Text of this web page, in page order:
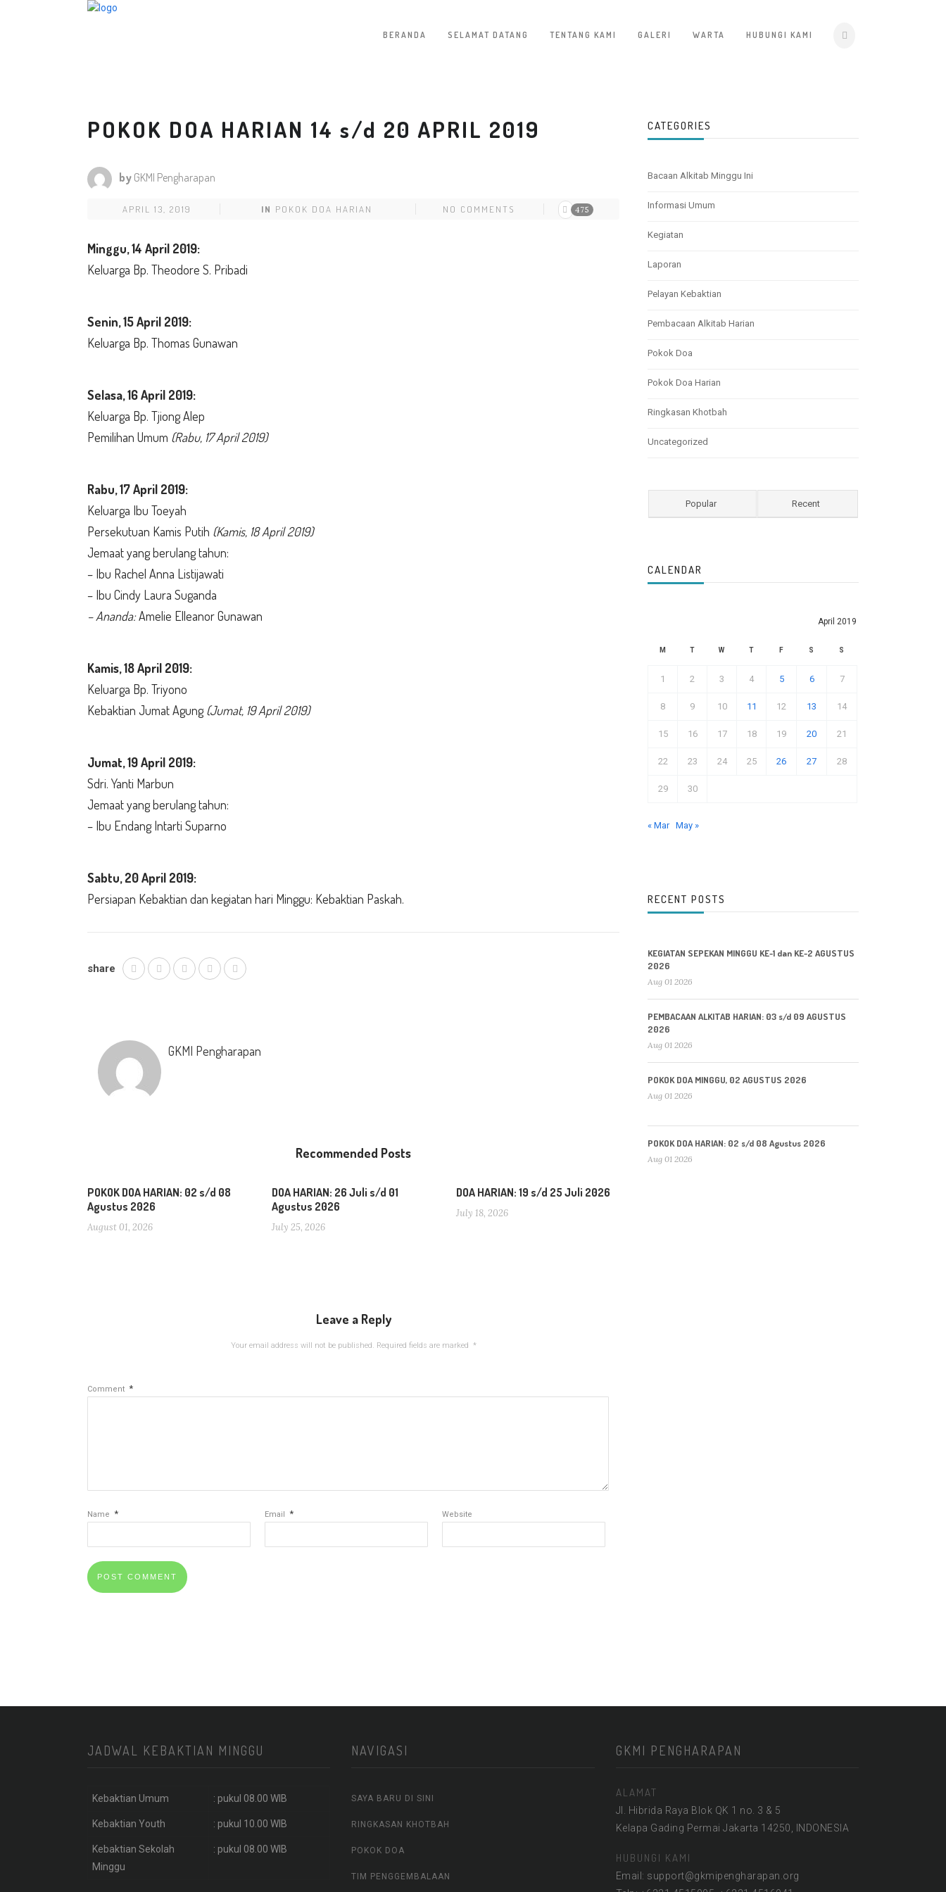
BERANDA SELAMAT DATANG TENTANG KAMI GALERI WARTA HUBUNGI KAMI
POKOK DOA HARIAN 14 s/d 20 APRIL 2019
by GKMI Pengharapan
APRIL 13, 2019 IN POKOK DOA HARIAN NO COMMENTS 475
Minggu,14 April 2019:
Keluarga Bp. Theodore S. Pribadi
Senin,15 April 2019:
Keluarga Bp. Thomas Gunawan
Selasa,16 April 2019:
Keluarga Bp. Tjiong Alep
Pemilihan Umum (Rabu, 17 April 2019)
Rabu,17 April 2019:
Keluarga Ibu Toeyah
Persekutuan Kamis Putih (Kamis, 18 April 2019)
Jemaat yang berulang tahun:
– Ibu Rachel Anna Listijawati
– Ibu Cindy Laura Suganda
– Ananda:Amelie Elleanor Gunawan
Kamis,18 April 2019:
Keluarga Bp. Triyono
Kebaktian Jumat Agung(Jumat, 19 April 2019)
Jumat,19 April 2019:
Sdri. Yanti Marbun
Jemaat yang berulang tahun:
– Ibu Endang Intarti Suparno
Sabtu, 20 April 2019:
Persiapan Kebaktian dan kegiatan hari Minggu: Kebaktian Paskah.
share
GKMI Pengharapan
Recommended Posts
POKOK DOA HARIAN: 02 s/d 08
Agustus 2026
August 01, 2026
DOA HARIAN: 26 Juli s/d 01
Agustus 2026
July 25, 2026
DOA HARIAN: 19 s/d 25 Juli 2026
July 18, 2026
Leave a Reply
Your email address will not be published. Required fields are marked *
Comment *
Name * Email * Website
CATEGORIES
Bacaan Alkitab Minggu Ini
Informasi Umum
Kegiatan
Laporan
Pelayan Kebaktian
Pembacaan Alkitab Harian
Pokok Doa
Pokok Doa Harian
Ringkasan Khotbah
Uncategorized
Popular Recent
CALENDAR
April 2019
M T W T F S S
1 2 3 4 5 6 7
8 9 10 11 12 13 14
15 16 17 18 19 20 21
22 23 24 25 26 27 28
29 30
« Mar May »
RECENT POSTS
KEGIATAN SEPEKAN MINGGU KE-1 dan KE-2 AGUSTUS
2026
Aug 01 2026
PEMBACAAN ALKITAB HARIAN: 03 s/d 09 AGUSTUS
2026
Aug 01 2026
POKOK DOA MINGGU, 02 AGUSTUS 2026
Aug 01 2026
POKOK DOA HARIAN: 02 s/d 08 Agustus 2026
Aug 01 2026
JADWAL KEBAKTIAN MINGGU
Kebaktian Umum : pukul 08.00 WIB
Kebaktian Youth : pukul 10.00 WIB
Kebaktian Sekolah
Minggu
: pukul 08.00 WIB
NAVIGASI
SAYA BARU DI SINI
RINGKASAN KHOTBAH
POKOK DOA
TIM PENGGEMBALAAN
GKMI PENGHARAPAN
ALAMAT
Jl. Hibrida Raya Blok QK 1 no. 3 & 5
Kelapa Gading Permai Jakarta 14250, INDONESIA
HUBUNGI KAMI
Email: support@gkmipengharapan.org